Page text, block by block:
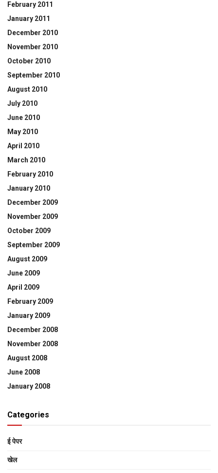
February 2011
January 2011
December 2010
November 2010
October 2010
September 2010
August 2010
July 2010
June 2010
May 2010
April 2010
March 2010
February 2010
January 2010
December 2009
November 2009
October 2009
September 2009
August 2009
June 2009
April 2009
February 2009
January 2009
December 2008
November 2008
August 2008
June 2008
January 2008
Categories
ई पेपर
खेल